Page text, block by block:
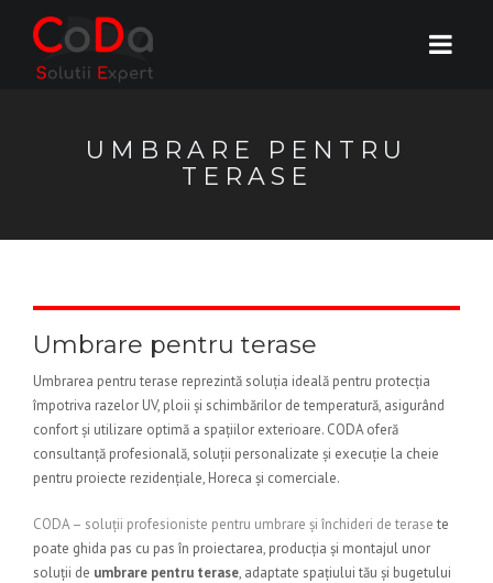
UMBRARE PENTRU
TERASE
Umbrare pentru terase
Umbrarea pentru terase reprezintă soluția ideală pentru protecția
împotriva razelor UV, ploii și schimbărilor de temperatură, asigurând
confort și utilizare optimă a spațiilor exterioare. CODA oferă
consultanță profesională, soluții personalizate și execuție la cheie
pentru proiecte rezidențiale, Horeca și comerciale.
CODA – soluții profesioniste pentru umbrare și închideri de terase te
poate ghida pas cu pas în proiectarea, producția și montajul unor
soluții de umbrare pentru terase, adaptate spațiului tău și bugetului